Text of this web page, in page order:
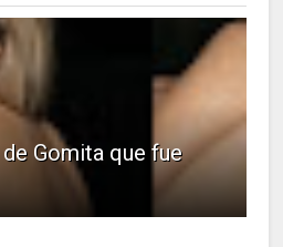
Gomita que fue